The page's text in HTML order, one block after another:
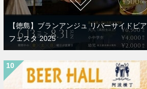
【徳島】ブランアンジュ リバーサイドビア
フェスタ 2025